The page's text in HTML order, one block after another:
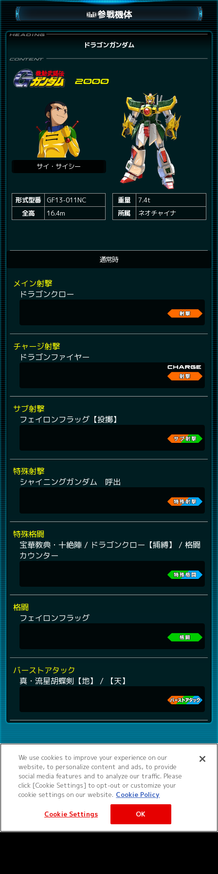
参戦機体
ドラゴンガンダム
サイ・サイシー
形式型番
GF13-011NC
全高
16.4m
重量
7.4t
所属
ネオチャイナ
通常時
メイン射撃
ドラゴンクロー
チャージ射撃
ドラゴンファイヤー
サブ射撃
フェイロンフラッグ【投擲】
特殊射撃
シャイニングガンダム 呼出
特殊格闘
宝華教典・十絶陣 / ドラゴンクロー【捕縛】 / 格闘
カウンター
格闘
フェイロンフラッグ
バーストアタック
真・流星胡蝶剣【地】 / 【天】
We use cookies to improve your experience on our
website, to personalize content and ads, to provide
social media features and to analyze our traffic. Please
click [Cookie Settings] to opt-out or customize your
cookie settings on our website. Cookie Policy
Cookie Settings OK